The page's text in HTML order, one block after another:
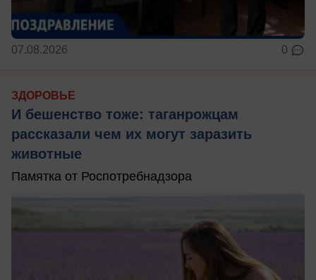
07.08.2026 0
ЗДОРОВЬЕ
И бешенство тоже: таганрожцам
рассказали чем их могут заразить
животные
Памятка от Роспотребнадзора